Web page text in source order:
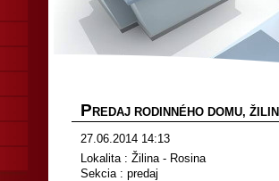
P REDAJ RODINNÉHO DOMU,
27.06.2014 14:13
Lokalita : Žilina - Rosina
Sekcia : predaj